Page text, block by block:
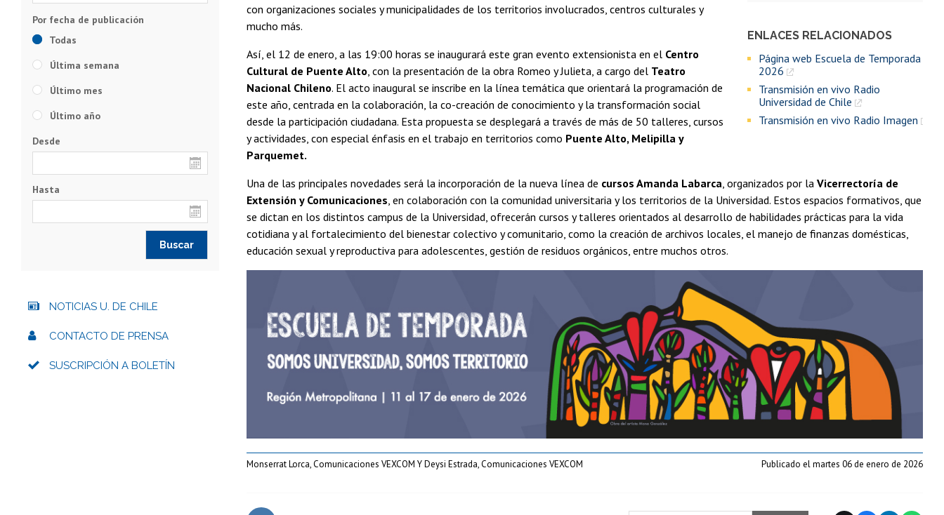
ENLACES RELACIONADOS
Página web Escuela de Temporada
2026
Transmisión en vivo Radio
Universidad de Chile
Transmisión en vivo Radio Imagen
con organizaciones sociales y municipalidades de los territorios involucrados, centros culturales y
mucho más.
Así, el 12 de enero, a las 19:00 horas se inaugurará este gran evento extensionista en el Centro
Cultural de Puente Alto , con la presentación de la obra Romeo y Julieta, a cargo del Teatro
Nacional Chileno. El acto inaugural se inscribe en la línea temática que orientará la programación de
este año, centrada en la colaboración, la co-creación de conocimiento y la transformación social
desde la participación ciudadana. Esta propuesta se desplegará a través de más de 50 talleres, cursos
y actividades, con especial énfasis en el trabajo en territorios como Puente Alto, Melipilla y
Parquemet.
Una de las principales novedades será la incorporación de la nueva línea de cursos Amanda Labarca , organizados por la Vicerrectoría de
Extensión y Comunicaciones , en colaboración con la comunidad universitaria y los territorios de la Universidad. Estos espacios formativos, que
se dictan en los distintos campus de la Universidad, ofrecerán cursos y talleres orientados al desarrollo de habilidades prácticas para la vida
cotidiana y al fortalecimiento del bienestar colectivo y comunitario, como la creación de archivos locales, el manejo de finanzas domésticas,
educación sexual y reproductiva para adolescentes, gestión de residuos orgánicos, entre muchos otros.
Monserrat Lorca, Comunicaciones VEXCOM Y Deysi Estrada, Comunicaciones VEXCOM Publicado el martes 06 de enero de 2026
Todas
Última semana
Último mes
Último año
Desde
Hasta
NOTICIAS U. DE CHILE
CONTACTO DE PRENSA
SUSCRIPCIÓN A BOLETÍN